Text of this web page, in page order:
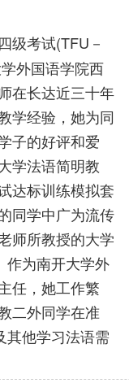
级考试(TFU－
外国语学院西
在长达近三十年
学经验，她为同
子的好评和爱
学法语简明教
达标训练模拟套
同学中广为流传
师所教授的大学
作为南开大学外
任，她工作繁
二外同学在准
其他学习法语需